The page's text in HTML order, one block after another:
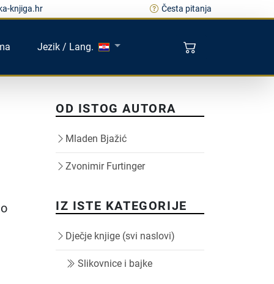
knjiga.hr Česta pitanja
Jezik / Lang.
OD ISTOG AUTORA
Mladen Bjažić
Zvonimir Furtinger
IZ ISTE KATEGORIJE
Dječje knjige (svi naslovi)
Slikovnice i bajke